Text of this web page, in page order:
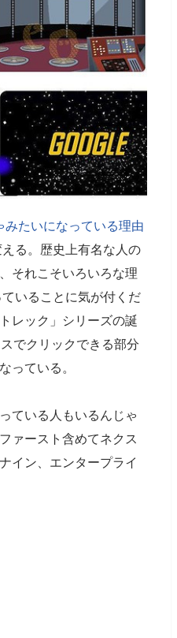
たいになっている理由
る。歴史上有名な人の
それこそいろいろな理
いることに気が付くだ
レック」シリーズの誕
でクリックできる部分
っている。
ている人もいるんじゃ
ァースト含めてネクス
イン、エンタープライ